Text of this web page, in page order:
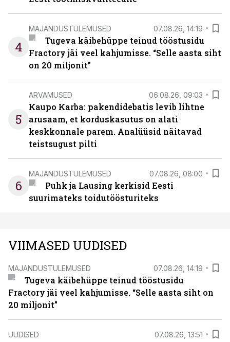
4
MAJANDUSTULEMUSED 07.08.26, 14:19
Tugeva käibehüppe teinud tööstusidu
Fractory jäi veel kahjumisse. “Selle aasta siht
on 20 miljonit”
5
ARVAMUSED 06.08.26, 09:03
Kaupo Karba: pakendidebatis levib lihtne
arusaam, et korduskasutus on alati
keskkonnale parem. Analüüsid näitavad
teistsugust pilti
6
MAJANDUSTULEMUSED 07.08.26, 08:00
Puhk ja Lausing kerkisid Eesti
suurimateks toidutöösturiteks
VIIMASED UUDISED
MAJANDUSTULEMUSED 07.08.26, 14:19
Tugeva käibehüppe teinud tööstusidu
Fractory jäi veel kahjumisse. “Selle aasta siht on
20 miljonit”
UUDISED 07.08.26, 13:51